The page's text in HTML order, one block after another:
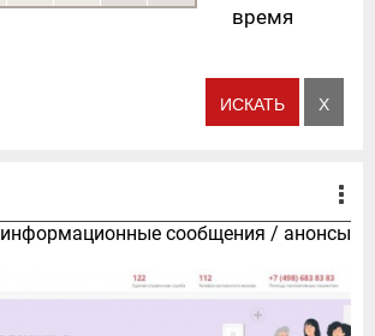
время
информационные сообщения / анонсы